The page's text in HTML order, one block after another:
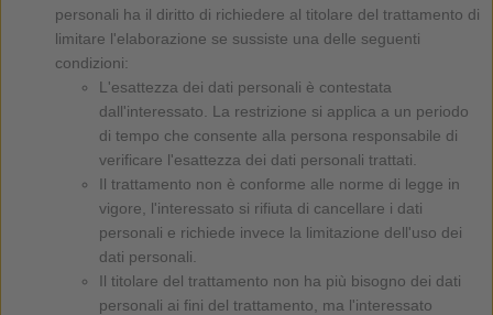
personali ha il diritto di richiedere al titolare del trattamento di
limitare l'elaborazione se sussiste una delle seguenti
condizioni:
L'esattezza dei dati personali è contestata
dall'interessato. La restrizione si applica a un periodo
di tempo che consente alla persona responsabile di
verificare l'esattezza dei dati personali trattati.
Il trattamento non è conforme alle norme di legge in
vigore, l'interessato si rifiuta di cancellare i dati
personali e richiede invece la limitazione dell'uso dei
dati personali.
Il titolare del trattamento non ha più bisogno dei dati
personali ai fini del trattamento, ma l'interessato